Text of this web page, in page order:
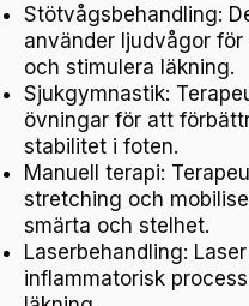
Stötvågsbehandling:
använder ljudvågor
och stimulera läkning.
Sjukgymnastik:
övningar för att
stabilitet i foten.
Manuell terapi:
stretching och
smärta och stelhet.
Laserbehandling:
inflammatorisk